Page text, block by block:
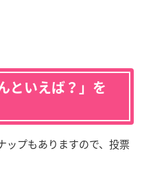
といえば？」を
ップもありますので、投票